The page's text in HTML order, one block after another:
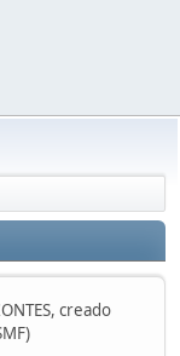
creado